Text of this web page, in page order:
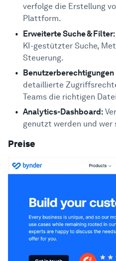
verfolge die Erstellung
Plattform.
Erweiterte Suche & Filter:
KI-gestützter Suche,
Steuerung.
Benutzerberechtigungen
detaillierte
Teams die richtigen
Analytics-Dashboard:
genutzt werden und
Preise